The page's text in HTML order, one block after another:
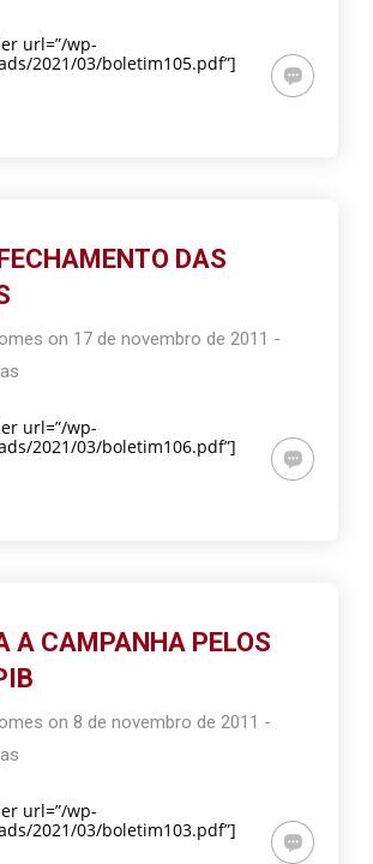
url=”/wp-
2021/03/boletim105.pdf”]
DAS
on 17 de novembro de 2011 -
url=”/wp-
2021/03/boletim106.pdf”]
A CAMPANHA PELOS
on8 de novembro de 2011 -
url=”/wp-
2021/03/boletim103.pdf”]